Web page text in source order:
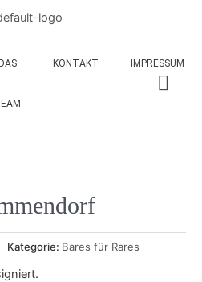
KONTAKT IMPRESSUM
Kategorie: Bares für Rares